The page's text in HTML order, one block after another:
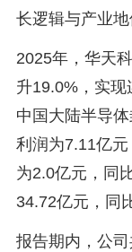
长逻辑与产业地
2025年，华天
升19.0%，实
中国大陆半导
利润为7.11亿
为2.0亿元，同
34.72亿元，同
报告期内，公